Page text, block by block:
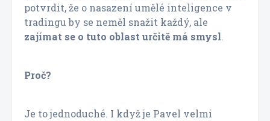
potvrdit, že o nasazení umělé inteligence v
tradingu by se neměl snažit každý, ale
zajímat se o tuto oblast určitě má smysl.
Proč?
Je to jednoduché. I když je Pavel velmi